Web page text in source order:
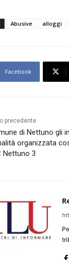
Abusive alloggi
Facebook
precedente
di Nettuno gli
organizzata
Nettuno 3